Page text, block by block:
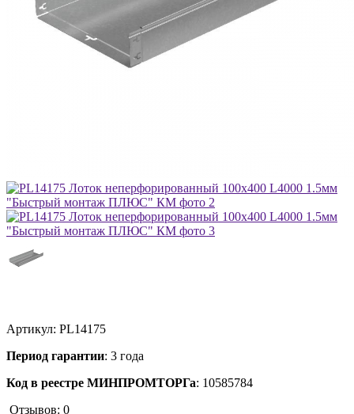
Артикул: PL14175
Период гарантии: 3 года
Код в реестре МИНПРОМТОРГа: 10585784
Отзывов: 0